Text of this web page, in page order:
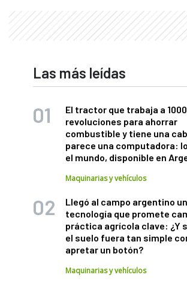
Las más leídas
El tractor que trabaja a 1000
revoluciones para ahorrar
combustible y tiene una
parece una computadora:
el mundo, disponible en
Maquinarias y vehículos
Llegó al campo argentino
tecnología que promete
práctica agrícola clave: ¿Y
el suelo fuera tan simple
apretar un botón?
Maquinarias y vehículos